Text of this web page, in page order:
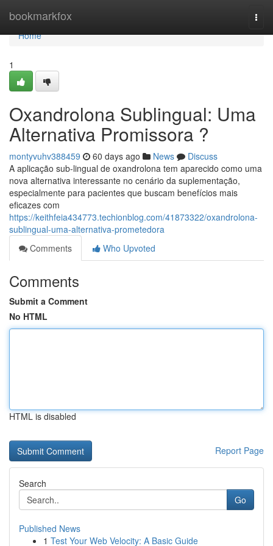
bookmarkfox
Home
Home
1
Oxandrolona Sublingual: Uma
Alternativa Promissora ?
montyvuhv388459 60 days ago News
Discuss
A aplicação sub-lingual de oxandrolona tem aparecido como uma
nova alternativa interessante no cenário da suplementação,
especialmente para pacientes que buscam benefícios mais
eficazes com
https://keithfeia434773.techionblog.com/41873322/oxandrolona-
sublingual-uma-alternativa-prometedora
Comments
Who Upvoted
Comments
Submit a Comment
No HTML
HTML is disabled
Report Page
Search
Go
Published News
1 Test Your Web Velocity: A Basic Guide